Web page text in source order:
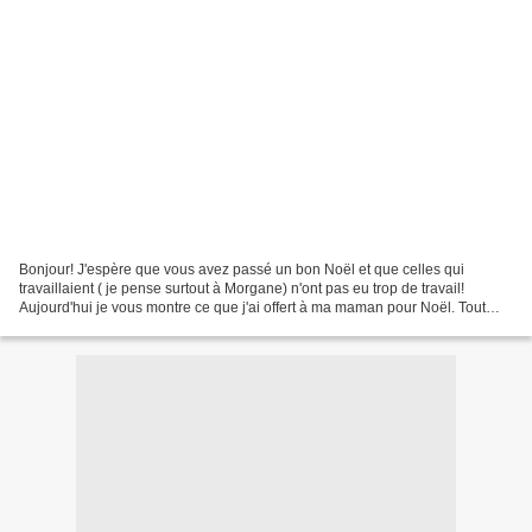
Bonjour! J'espère que vous avez passé un bon Noël et que celles qui
travaillaient ( je pense surtout à Morgane) n'ont pas eu trop de travail!
Aujourd'hui je vous montre ce que j'ai offert à ma maman pour Noël. Tout